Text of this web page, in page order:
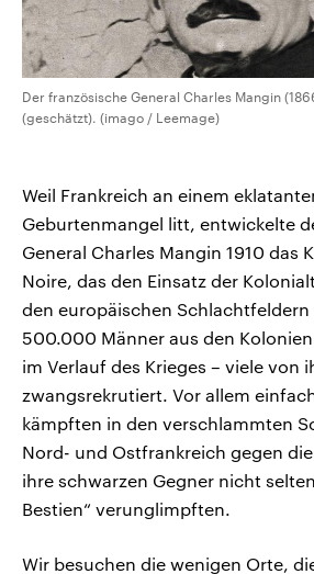
Der französische General Charles Mangin
(geschätzt). (imago / Leemage)
Weil Frankreich an einem
Geburtenmangel litt, entwickelte
General Charles Mangin 1910 das
Noire, das den Einsatz der
den europäischen Schlachtfeldern
500.000 Männer aus den
im Verlauf des Krieges – viele von
zwangsrekrutiert. Vor allem
kämpften in den verschlammten
Nord- und Ostfrankreich gegen
ihre schwarzen Gegner nicht
Bestien“ verunglimpften.
Wir besuchen die wenigen Orte,